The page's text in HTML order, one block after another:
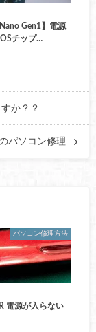
Gen1】電源
チップ…
か？？
パソコン修理
パソコン修理方法
電源が入らない